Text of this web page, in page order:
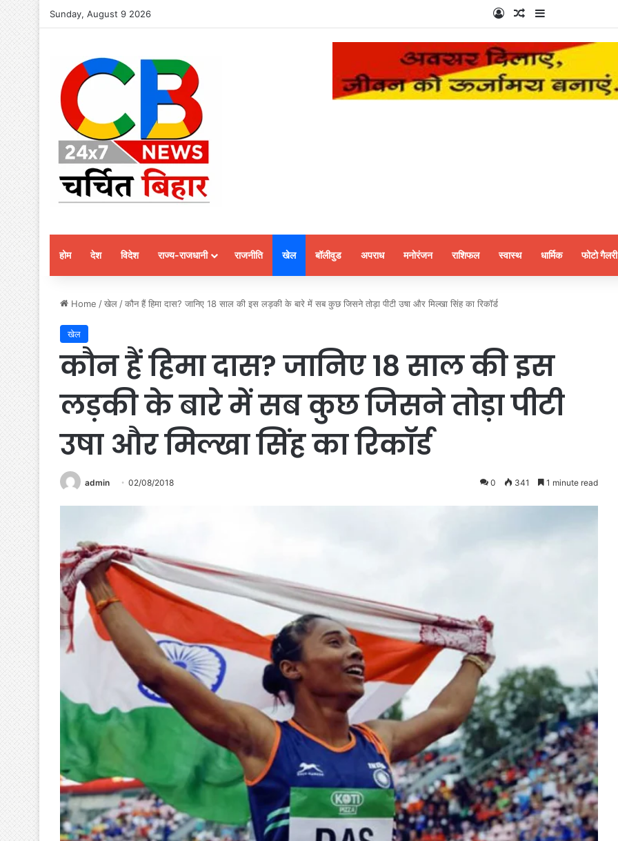
Sunday, August 9 2026 Log InRandom Article
Sidebar
होम देश विदेश राज्य-राजधानी राजनीति खेल बॉलीवुड अपराध मनोरंजन राशिफल स्वास्थ धार्मिक फोटो गैलरी
Home /खेल /कौन हैं हिमा दास? जानिए 18 साल की इस लड़की के बारे में सब कुछ जिसने तोड़ा पीटी उषा और मिल्खा सिंह का रिकॉर्ड
खेल
कौन हैं हिमा दास? जानिए 18 साल की इस
लड़की के बारे में सब कुछ जिसने तोड़ा पीटी
उषा और मिल्खा सिंह का रिकॉर्ड
admin 02/08/2018 0 341 1 minute read